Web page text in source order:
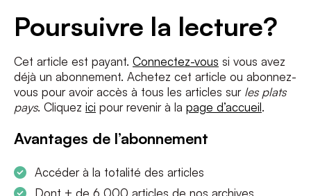
Poursuivre la lecture?
Cet article est payant. Connectez-vous si vous avez
déjà un abonnement. Achetez cet article ou abonnez-
vous pour avoir accès à tous les articles sur les plats
pays. Cliquez ici pour revenir à la page d’accueil.
Avantages de l’abonnement
Accéder à la totalité des articles
Dont + de 6 000 articles de nos archives
J'accepte les termes et conditions etla politique de confidentialité
S'INSCRIRE